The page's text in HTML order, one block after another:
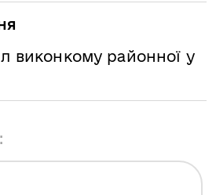
виконкому районної у